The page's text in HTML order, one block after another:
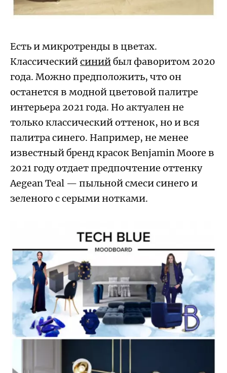
Есть и микротренды в цветах.
Классическийсинийбыл фаворитом 2020
года. Можно предположить, что он
останется в модной цветовой палитре
интерьера 2021 года. Но актуален не
только классический оттенок, но и вся
палитра синего. Например, не менее
известный бренд красок Benjamin Moore в
2021 году отдает предпочтение оттенку
Aegean Teal — пыльной смеси синего и
зеленого с серыми нотками.